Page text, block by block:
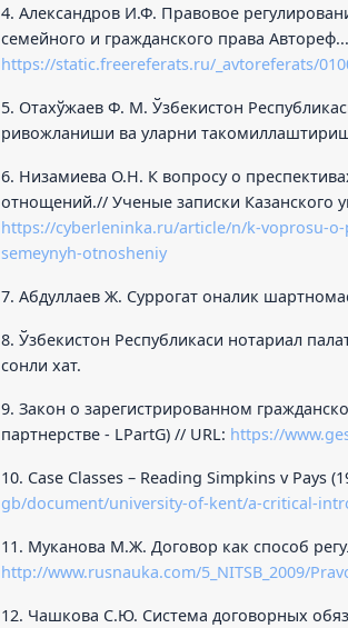
4. Александров И.Ф. Правовое
семейного и гражданского права
https://static.freereferats.ru/_avtoreferats/
5. Отахўжаев Ф. М. Ўзбекистон
ривожланиши ва уларни
6. Низамиева О.Н. К вопросу о
отнощений.// Ученые записки Казанского
https://cyberleninka.ru/article/n/k-voprosu-
semeynyh-otnosheniy
7. Абдуллаев Ж. Суррогат оналик
8. Ўзбекистон Республикаси нотариал
сонли хат.
9. Закон о зарегистрированном
партнерстве - LPartG) // URL: https://
10. Case Classes – Reading Simpkins v Pays
gb/document/university-of-kent/a-critical-
11. Муканова М.Ж. Договор как способ
http://www.rusnauka.com/5_NITSB_2009/
12. Чашкова С.Ю. Система договорных